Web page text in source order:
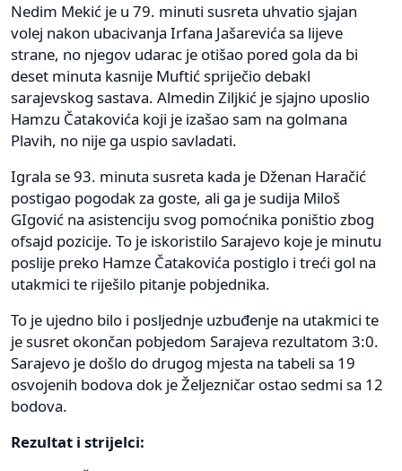
Nedim Mekić je u 79. minuti susreta uhvatio sjajan
volej nakon ubacivanja Irfana Jašarevića sa lijeve
strane, no njegov udarac je otišao pored gola da bi
deset minuta kasnije Muftić spriječio debakl
sarajevskog sastava. Almedin Ziljkić je sjajno uposlio
Hamzu Čatakovića koji je izašao sam na golmana
Plavih, no nije ga uspio savladati.
Igrala se 93. minuta susreta kada je Dženan Haračić
postigao pogodak za goste, ali ga je sudija Miloš
GIgović na asistenciju svog pomoćnika poništio zbog
ofsajd pozicije. To je iskoristilo Sarajevo koje je minutu
poslije preko Hamze Čatakovića postiglo i treći gol na
utakmici te riješilo pitanje pobjednika.
To je ujedno bilo i posljednje uzbuđenje na utakmici te
je susret okončan pobjedom Sarajeva rezultatom 3:0.
Sarajevo je došlo do drugog mjesta na tabeli sa 19
osvojenih bodova dok je Željezničar ostao sedmi sa 12
bodova.
Rezultat i strijelci: